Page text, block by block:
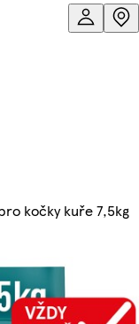
kočky kuře 7,5kg